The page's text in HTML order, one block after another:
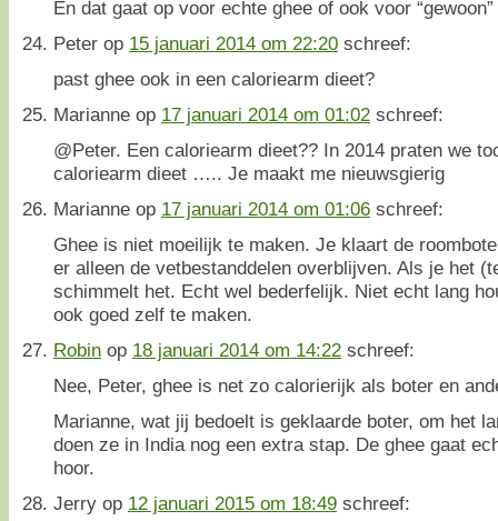
En dat gaat op voor echte ghee of ook voor
Peter op 15 januari 2014 om 22:20 schreef:
past ghee ook in een caloriearm dieet?
Marianne op 17 januari 2014 om 01:02 schreef:
@Peter. Een caloriearm dieet?? In 2014 praten we
caloriearm dieet ….. Je maakt me nieuwsgierig
Marianne op 17 januari 2014 om 01:06 schreef:
Ghee is niet moeilijk te maken. Je klaart de
er alleen de vetbestanddelen overblijven. Als je het
schimmelt het. Echt wel bederfelijk. Niet echt lang
ook goed zelf te maken.
Robin op 18 januari 2014 om 14:22 schreef:
Nee, Peter, ghee is net zo calorierijk als boter en
Marianne, wat jij bedoelt is geklaarde boter, om het
doen ze in India nog een extra stap. De ghee gaat
hoor.
Jerry op 12 januari 2015 om 18:49 schreef: